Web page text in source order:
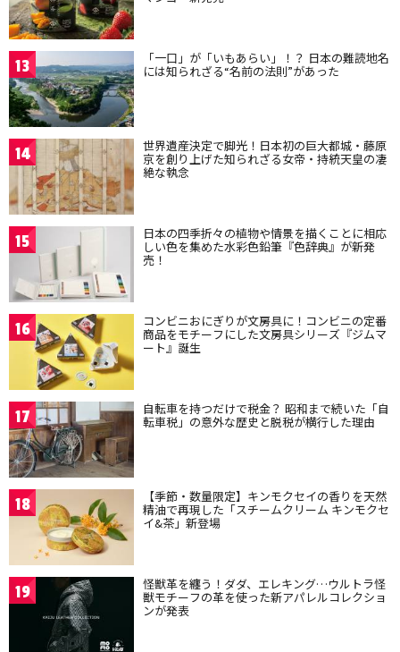
13 「一口」が「いもあらい」！？ 日本の難読地名
には知られざる“名前の法則”があった
14 世界遺産決定で脚光！日本初の巨大都城・藤原
京を創り上げた知られざる女帝・持統天皇の凄
絶な執念
15 日本の四季折々の植物や情景を描くことに相応
しい色を集めた水彩色鉛筆『色辞典』が新発
売！
16 コンビニおにぎりが文房具に！コンビニの定番
商品をモチーフにした文房具シリーズ『ジムマ
ート』誕生
17 自転車を持つだけで税金？ 昭和まで続いた「自
転車税」の意外な歴史と脱税が横行した理由
18 【季節・数量限定】キンモクセイの香りを天然
精油で再現した「スチームクリーム キンモクセ
イ&茶」新登場
19 怪獣革を纏う！ダダ、エレキング…ウルトラ怪
獣モチーフの革を使った新アパレルコレクショ
ンが発表